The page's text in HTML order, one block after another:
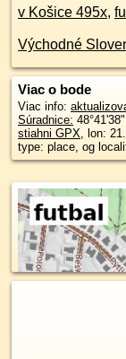
v Košice 495x,
Východné
Viac o bode
Viac info:
Súradnice:
stiahni GPX, lon: